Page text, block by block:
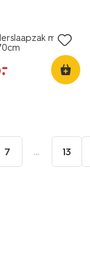
met
.
–
7 ... 13